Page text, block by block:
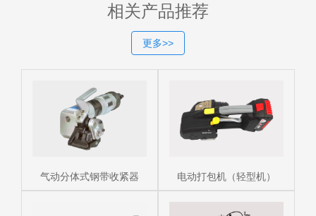
相关产品推荐
更多>>
气动分体式钢带收紧器 电动打包机（轻型机）